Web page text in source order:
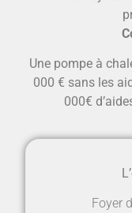
Une pompe à
000 € sans les
000€
Foyer